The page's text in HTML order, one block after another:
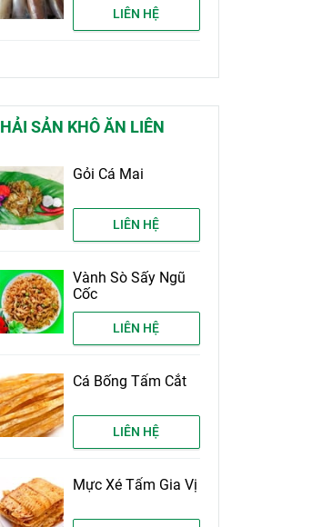
LIÊN HỆ
HẢI SẢN KHÔ ĂN LIÊN
Gỏi Cá Mai
LIÊN HỆ
Vành Sò Sấy Ngũ
Cốc
LIÊN HỆ
Cá Bống Tẩm Cắt
LIÊN HỆ
Mực Xé Tẩm Gia Vị